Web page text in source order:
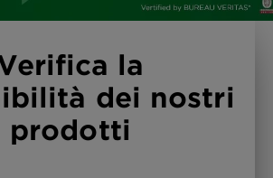
la
dei nostri
prodotti